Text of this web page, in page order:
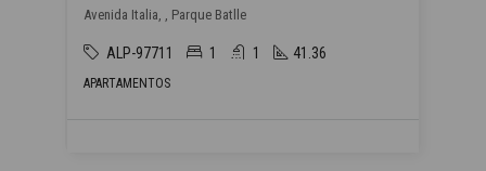
Avenida Italia, , Parque Batlle
ALP-97711 1 1 41.36
APARTAMENTOS